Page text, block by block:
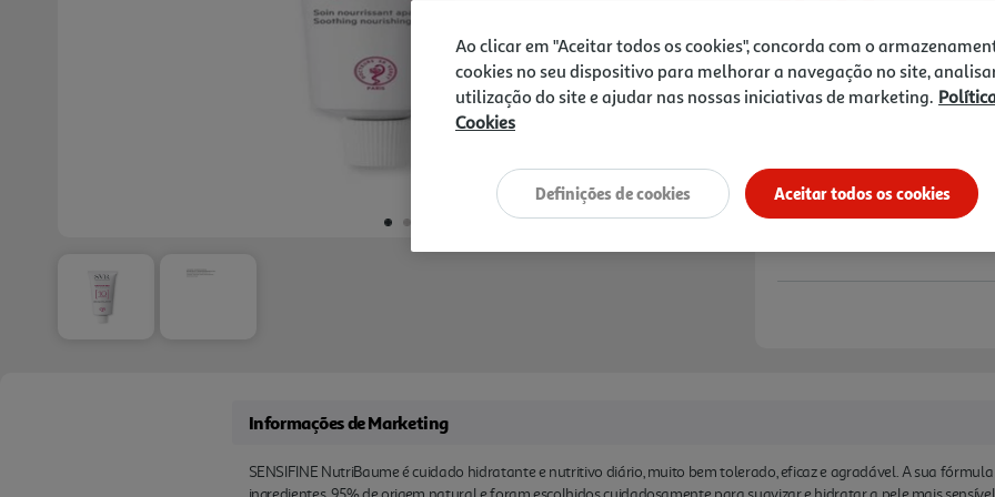
planeta graças à sua
-20% Imediato Exclusivo
De 2/8/2026 a 1/9/2026
Informações de Marketing
SENSIFINE NutriBaume é cuidado hidratante e nutritivo diário, muito bem tolerado, eficaz e agradável. A sua
Ao clicar em "Aceitar todos os cookies", concorda com o
cookies no seu dispositivo para melhorar a navegação no site,
utilização do site e ajudar nas nossas iniciativas de marketing.
Cookies
Aceitar todos os cookies
Definições de cookies